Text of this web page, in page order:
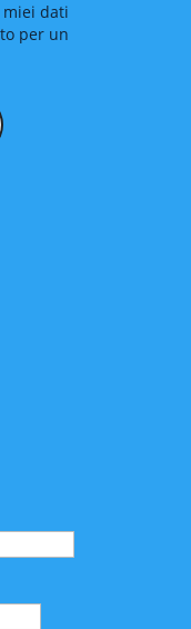
dati
per un